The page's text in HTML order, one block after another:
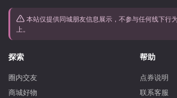
本站仅提供同城朋友信息展示，不参与任何线下行
上。
探索
圈内交友
商城好物
帮助
点券说明
联系客服